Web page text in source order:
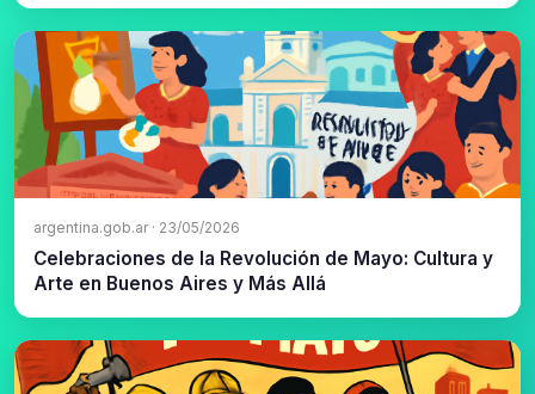
argentina.gob.ar · 23/05/2026
Celebraciones de la Revolución de Mayo: Cultura y
Arte en Buenos Aires y Más Allá